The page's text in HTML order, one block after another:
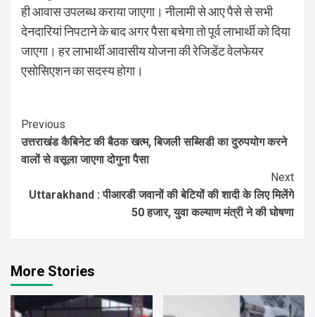
ही आवास उपलब्ध कराया जाएगा। नीलामी से आए पैसे से सभी
देनदारियां निपटाने के बाद अगर पैसा बचेगा तो पूर्व लाभार्थी को दिया
जाएगा। हर लाभार्थी आवासीय योजना की रेजिडेंट वेलफेयर
एसोसिएशन का सदस्य होगा।
Continue
Reading
Previous
उत्तराखंड कैबिनेट की बैठक खत्म, बिजली सब्सिडी का दुरुपयोग करने
वालों से वसूला जाएगा दोगुना पैसा
Next
Uttarakhand : पीआरडी जवानों की बेटियों की शादी के लिए मिलेंगे
50 हजार, युवा कल्याण मंत्री ने की घोषणा
More Stories